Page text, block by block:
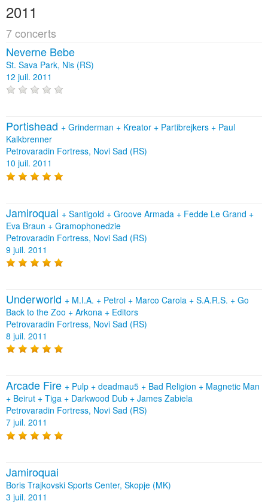
2011
7 concerts
Neverne Bebe
St. Sava Park, Nis (RS)
12 juil. 2011
Portishead + Grinderman + Kreator + Partibrejkers + Paul
Kalkbrenner
Petrovaradin Fortress, Novi Sad (RS)
10 juil. 2011
Jamiroquai + Santigold + Groove Armada + Fedde Le Grand +
Eva Braun + Gramophonedzie
Petrovaradin Fortress, Novi Sad (RS)
9 juil. 2011
Underworld + M.I.A. + Petrol + Marco Carola + S.A.R.S. + Go
Back to the Zoo + Arkona + Editors
Petrovaradin Fortress, Novi Sad (RS)
8 juil. 2011
Arcade Fire + Pulp + deadmau5 + Bad Religion + Magnetic Man
+ Beirut + Tiga + Darkwood Dub + James Zabiela
Petrovaradin Fortress, Novi Sad (RS)
7 juil. 2011
Jamiroquai
Boris Trajkovski Sports Center, Skopje (MK)
3 juil. 2011